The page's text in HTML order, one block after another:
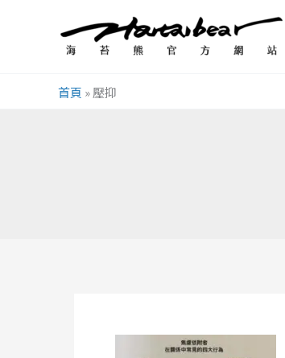
首頁 »壓抑